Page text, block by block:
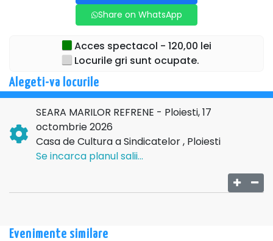
Share on WhatsApp
Acces spectacol - 120,00 lei
Locurile gri sunt ocupate.
Alegeti-va locurile
SEARA MARILOR REFRENE - Ploiesti, 17
octombrie 2026
Casa de Cultura a Sindicatelor , Ploiesti
Se incarca planul salii...
Evenimente similare